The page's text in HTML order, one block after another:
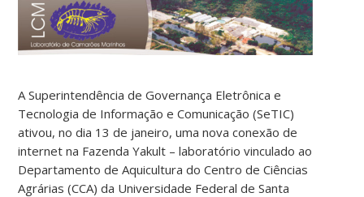
A Superintendência de Governança Eletrônica e
Tecnologia de Informação e Comunicação (SeTIC)
ativou, no dia 13 de janeiro, uma nova conexão de
internet na Fazenda Yakult – laboratório vinculado ao
Departamento de Aquicultura do Centro de Ciências
Agrárias (CCA) da Universidade Federal de Santa